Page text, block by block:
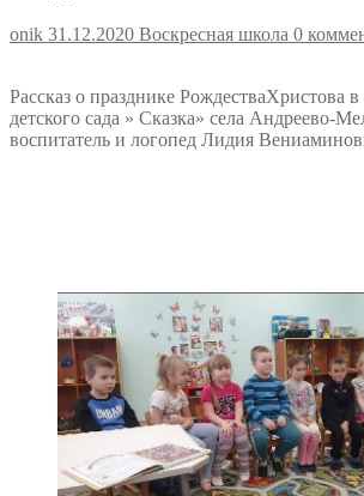
onik 31.12.2020 Воскресная школа 0
Рассказ о празднике РождестваХристова
детского сада » Сказка» села Андреево-
воспитатель и логопед Лидия